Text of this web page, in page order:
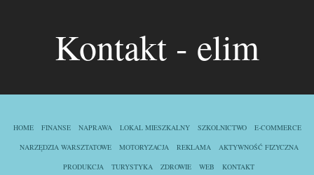
Kontakt - elim
HOME FINANSE NAPRAWA LOKAL MIESZKALNY SZKOLNICTWO
E-COMMERCE
NARZĘDZIA WARSZTATOWE
MOTORYZACJA REKLAMA
AKTYWNOŚĆ FIZYCZNA
PRODUKCJA
TURYSTYKA ZDROWIE WEB KONTAKT